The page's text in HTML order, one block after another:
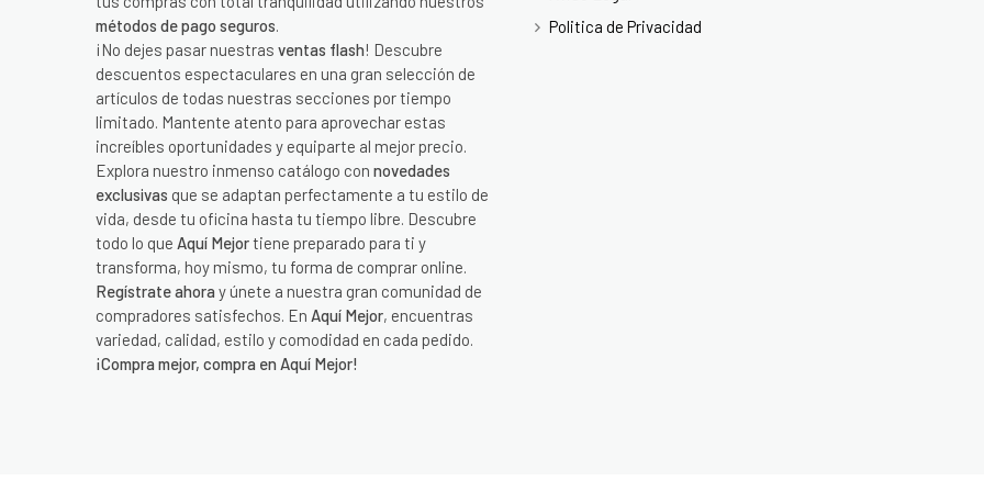
métodos de pago seguros.
¡No dejes pasar nuestras ventas flash! Descubre
descuentos espectaculares en una gran selección de
artículos de todas nuestras secciones por tiempo
limitado. Mantente atento para aprovechar estas
increíbles oportunidades y equiparte al mejor precio.
Explora nuestro inmenso catálogo con novedades
exclusivas que se adaptan perfectamente a tu estilo de
vida, desde tu oficina hasta tu tiempo libre. Descubre
todo lo que Aquí Mejortiene preparado para ti y
transforma, hoy mismo, tu forma de comprar online.
Regístrate ahora y únete a nuestra gran comunidad de
compradores satisfechos. En Aquí Mejor, encuentras
variedad, calidad, estilo y comodidad en cada pedido.
¡Compra mejor, compra en Aquí Mejor!
Politica de Privacidad